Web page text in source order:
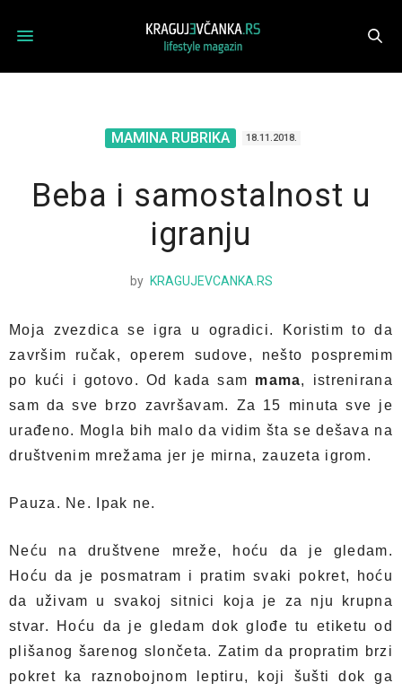
MAMINA RUBRIKA 18.11.2018.
Beba i samostalnost u
igranju
by KRAGUJEVCANKA.RS
Moja zvezdica se igra u ogradici. Koristim to da
završim ručak, operem sudove, nešto pospremim
po kući i gotovo. Od kada sam mama, istrenirana
sam da sve brzo završavam. Za 15 minuta sve je
urađeno. Mogla bih malo da vidim šta se dešava na
društvenim mrežama jer je mirna, zauzeta igrom.
Pauza. Ne. Ipak ne.
Neću na društvene mreže, hoću da je gledam.
Hoću da je posmatram i pratim svaki pokret, hoću
da uživam u svakoj sitnici koja je za nju krupna
stvar. Hoću da je gledam dok glođe tu etiketu od
plišanog šarenog slončeta. Zatim da propratim brzi
pokret ka raznobojnom leptiru, koji šušti dok ga